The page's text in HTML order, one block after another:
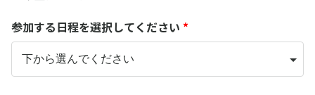
参加する日程を選択してください *